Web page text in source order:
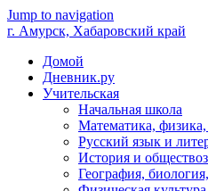
Jump to navigation
г. Амурск, Хабаровский край
Домой
Дневник.ру
Учительская
Начальная школа
Математика,
Русский язык и
История и
География,